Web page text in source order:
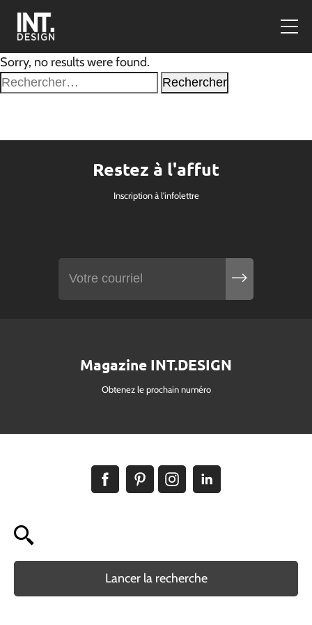
Sorry, no results were found.
Rechercher :
Restez à l'affut
Inscription à l'infolettre
Magazine INT.DESIGN
Obtenez le prochain numéro
Lancer la recherche